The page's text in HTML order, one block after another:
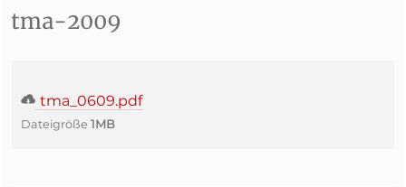
tma-2009
tma_0609.pdf
Dateigröße 1MB